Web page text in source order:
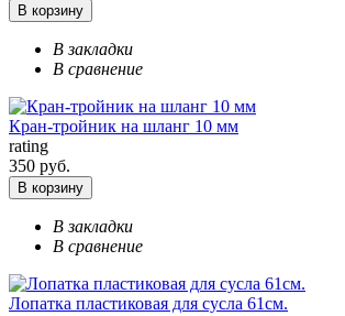
В корзину
В закладки
В сравнение
Кран-тройник на шланг 10 мм
rating
350 руб.
В корзину
В закладки
В сравнение
Лопатка пластиковая для сусла 61см.